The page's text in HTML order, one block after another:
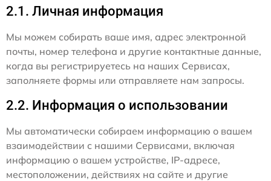
2.1. Личная информация
Мы можем собирать ваше имя, адрес электронной
почты, номер телефона и другие контактные данные,
когда вы регистрируетесь на наших Сервисах,
заполняете формы или отправляете нам запросы.
2.2. Информация о использовании
Мы автоматически собираем информацию о вашем
взаимодействии с нашими Сервисами, включая
информацию о вашем устройстве, IP-адресе,
местоположении, действиях на сайте и другие